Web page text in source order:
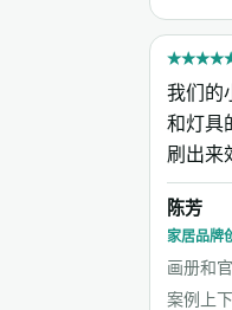
★★★★
我们的
和灯具
刷出来
陈芳
家居品牌
画册和
案例上